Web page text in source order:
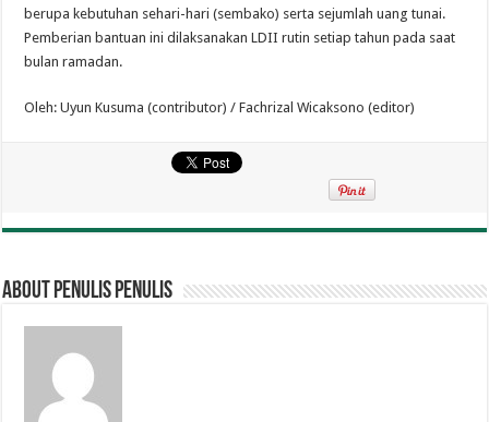
berupa kebutuhan sehari-hari (sembako) serta sejumlah uang tunai.
Pemberian bantuan ini dilaksanakan LDII rutin setiap tahun pada saat
bulan ramadan.
Oleh: Uyun Kusuma (contributor) / Fachrizal Wicaksono (editor)
About penulis penulis